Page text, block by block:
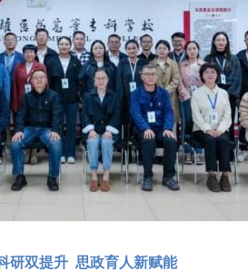
研双提升 思政育人新赋能